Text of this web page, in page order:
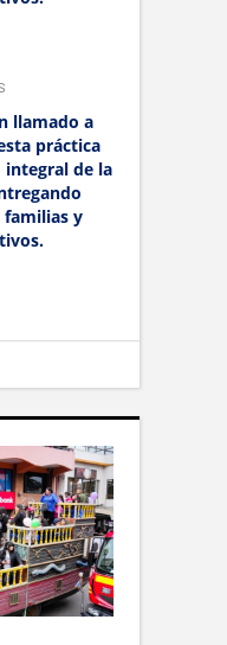
llamado a
práctica
integral de la
familias y